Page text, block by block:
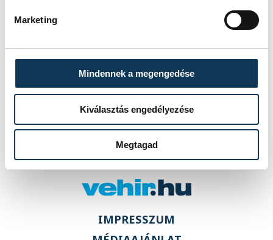
Marketing
Mindennek a megengedése
Kiválasztás engedélyezése
Megtagad
A One Veszprém
sajtótájékoztatója
IMPRESSZUM